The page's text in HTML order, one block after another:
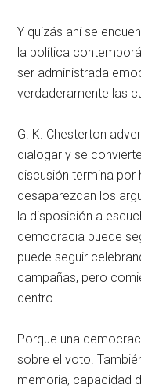
Y quizás ahí se
la política
ser administrada
verdaderamente las
G. K. Chesterton
dialogar y se
discusión termina por
desaparezcan los
la disposición a
democracia puede
puede seguir
campañas, pero
dentro.
Porque una
sobre el voto.
memoria, capacidad